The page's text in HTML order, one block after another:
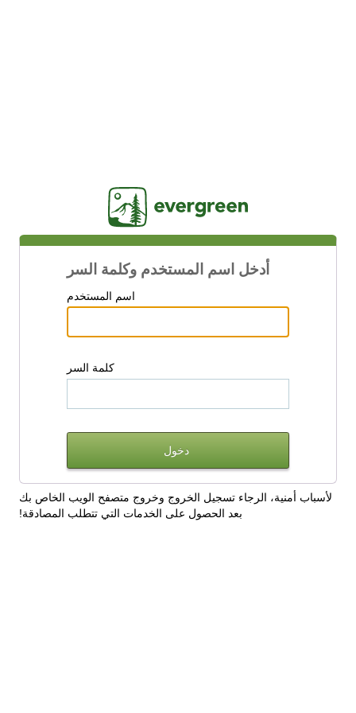
أدخل اسم المستخدم وكلمة السر
اسم المستخدم
كلمة السر
لأسباب أمنية، الرجاء تسجيل الخروج وخروج متصفح الويب الخاص بك
بعد الحصول على الخدمات التي تتطلب المصادقة!